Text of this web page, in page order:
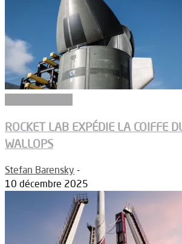
ROCKET LAB EXPÉDIE LA COIFFE
WALLOPS
Stefan Barensky -
10 décembre 2025